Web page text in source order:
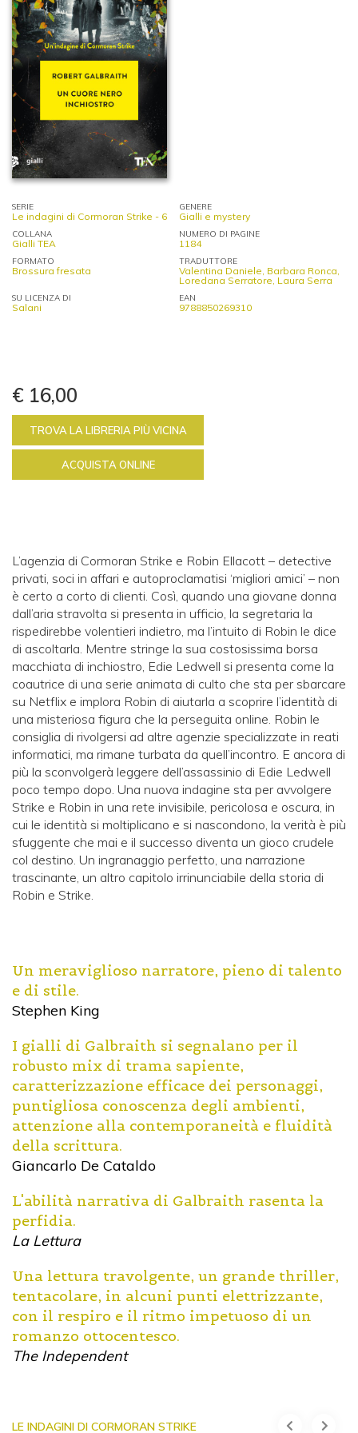
SERIE
Le indagini di Cormoran Strike - 6
GENERE
Gialli e mystery
COLLANA
Gialli TEA
NUMERO DI PAGINE
1184
FORMATO
Brossura fresata
TRADUTTORE
Valentina Daniele, Barbara Ronca,
Loredana Serratore, Laura Serra
SU LICENZA DI
Salani
EAN
9788850269310
€ 16,00
TROVA LA LIBRERIA PIÙ VICINA
ACQUISTA ONLINE
L’agenzia di Cormoran Strike e Robin Ellacott – detective
privati, soci in affari e autoproclamatisi ‘migliori amici’ – non
è certo a corto di clienti. Così, quando una giovane donna
dall’aria stravolta si presenta in ufficio, la segretaria la
rispedirebbe volentieri indietro, ma l’intuito di Robin le dice
di ascoltarla. Mentre stringe la sua costosissima borsa
macchiata di inchiostro, Edie Ledwell si presenta come la
coautrice di una serie animata di culto che sta per sbarcare
su Netflix e implora Robin di aiutarla a scoprire l’identità di
una misteriosa figura che la perseguita online. Robin le
consiglia di rivolgersi ad altre agenzie specializzate in reati
informatici, ma rimane turbata da quell’incontro. E ancora di
più la sconvolgerà leggere dell’assassinio di Edie Ledwell
poco tempo dopo. Una nuova indagine sta per avvolgere
Strike e Robin in una rete invisibile, pericolosa e oscura, in
cui le identità si moltiplicano e si nascondono, la verità è più
sfuggente che mai e il successo diventa un gioco crudele
col destino. Un ingranaggio perfetto, una narrazione
trascinante, un altro capitolo irrinunciabile della storia di
Robin e Strike.
Un meraviglioso narratore, pieno di talento
e di stile.
Stephen King
I gialli di Galbraith si segnalano per il
robusto mix di trama sapiente,
caratterizzazione efficace dei personaggi,
puntigliosa conoscenza degli ambienti,
attenzione alla contemporaneità e fluidità
della scrittura.
Giancarlo De Cataldo
L'abilità narrativa di Galbraith rasenta la
perfidia.
La Lettura
Una lettura travolgente, un grande thriller,
tentacolare, in alcuni punti elettrizzante,
con il respiro e il ritmo impetuoso di un
romanzo ottocentesco.
The Independent
LE INDAGINI DI CORMORAN STRIKE